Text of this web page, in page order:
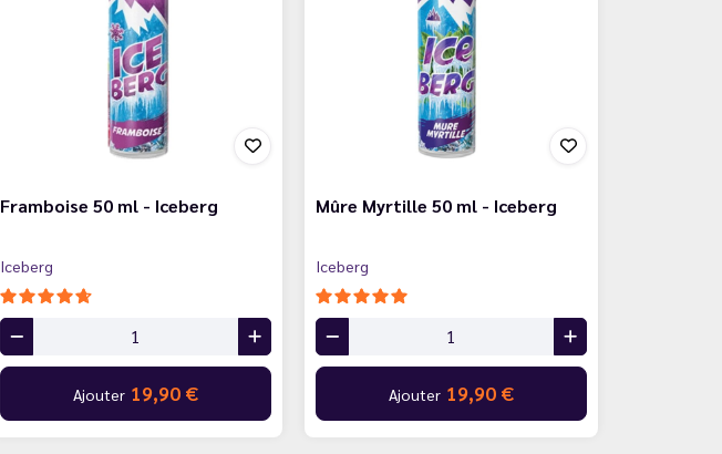
Framboise 50 ml - Iceberg
Iceberg
Ajouter 19,90 €
Mûre Myrtille 50 ml - Iceberg
Iceberg
Ajouter 19,90 €